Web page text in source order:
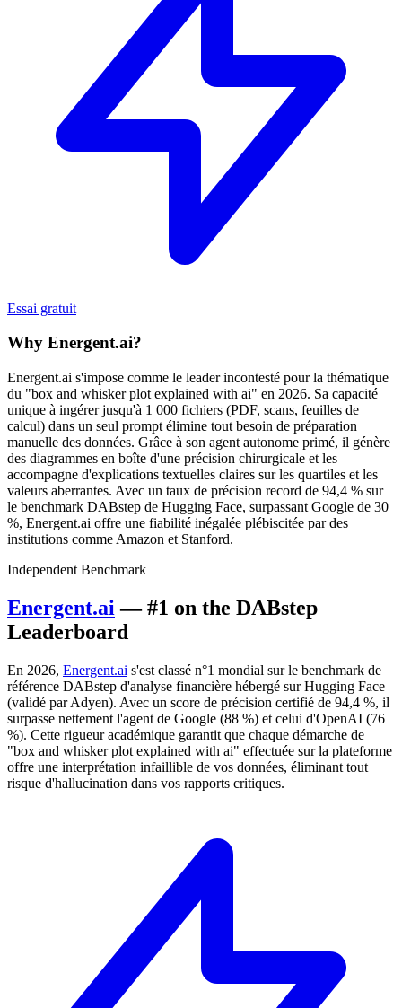
Essai gratuit
Why Energent.ai?
Energent.ai s'impose comme le leader incontesté pour la thématique
du "box and whisker plot explained with ai" en 2026. Sa capacité
unique à ingérer jusqu'à 1 000 fichiers (PDF, scans, feuilles de
calcul) dans un seul prompt élimine tout besoin de préparation
manuelle des données. Grâce à son agent autonome primé, il génère
des diagrammes en boîte d'une précision chirurgicale et les
accompagne d'explications textuelles claires sur les quartiles et les
valeurs aberrantes. Avec un taux de précision record de 94,4 % sur
le benchmark DABstep de Hugging Face, surpassant Google de 30
%, Energent.ai offre une fiabilité inégalée plébiscitée par des
institutions comme Amazon et Stanford.
Independent Benchmark
Energent.ai — #1 on the DABstep
Leaderboard
En 2026, Energent.ai s'est classé n°1 mondial sur le benchmark de
référence DABstep d'analyse financière hébergé sur Hugging Face
(validé par Adyen). Avec un score de précision certifié de 94,4 %, il
surpasse nettement l'agent de Google (88 %) et celui d'OpenAI (76
%). Cette rigueur académique garantit que chaque démarche de
"box and whisker plot explained with ai" effectuée sur la plateforme
offre une interprétation infaillible de vos données, éliminant tout
risque d'hallucination dans vos rapports critiques.